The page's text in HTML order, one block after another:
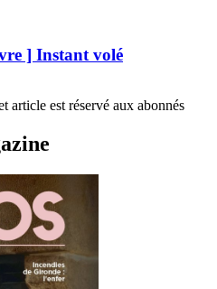
] Instant volé
article est réservé aux abonnés